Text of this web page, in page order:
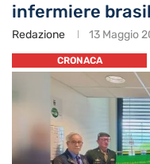
infermiere
Redazione 13 Maggio
CRONACA